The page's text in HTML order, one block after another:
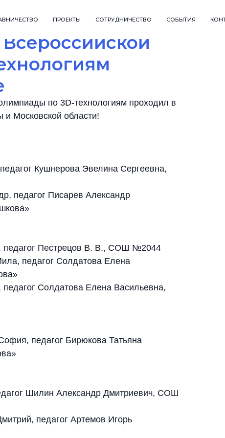
ПРОЕКТЫ СОТРУДНИЧЕСТВО СОБЫТИЯ
по 3D-технологиям проходил в
и Московской области!
Кушнерова Эвелина Сергеевна,
педагог Писарев Александр
педагог Пестрецов В. В., СОШ №2044
педагог Солдатова Елена
Солдатова Елена Васильевна,
педагог Бирюкова Татьяна
Шилин Александр Дмитриевич, СОШ
педагог Артемов Игорь